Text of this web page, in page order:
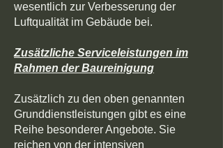
wesentlich zur Verbesserung der
Luftqualität im Gebäude bei.
Zusätzliche Serviceleistungen im
Rahmen der Baureinigung
Zusätzlich zu den oben genannten
Grunddienstleistungen gibt es eine
Reihe besonderer Angebote. Sie
reichen von der intensiven